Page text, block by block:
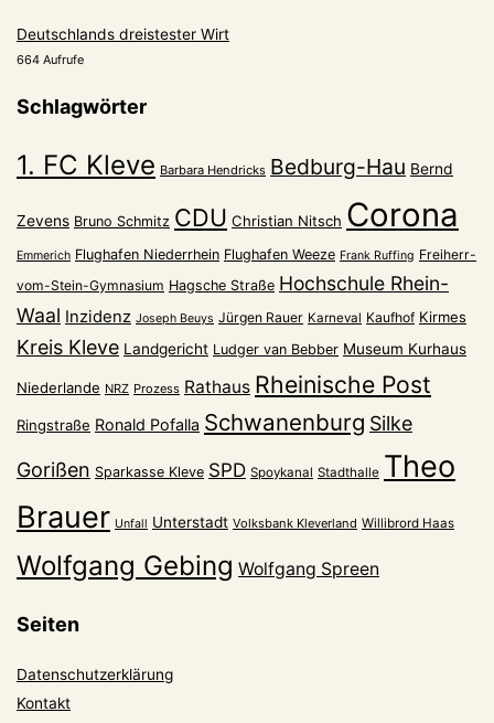
Deutschlands dreistester Wirt
664 Aufrufe
Schlagwörter
1. FC Kleve Barbara Hendricks Bedburg-Hau Bernd
Zevens Bruno Schmitz CDU Christian Nitsch Corona
Emmerich Flughafen Niederrhein Flughafen Weeze Frank Ruffing Freiherr-
vom-Stein-Gymnasium Hagsche Straße Hochschule Rhein-
Waal Inzidenz Joseph Beuys Jürgen Rauer Karneval Kaufhof Kirmes
Kreis Kleve Landgericht Ludger van Bebber Museum Kurhaus
Niederlande NRZ Prozess Rathaus Rheinische Post
Ringstraße Ronald Pofalla Schwanenburg Silke
Gorißen Sparkasse Kleve SPD Spoykanal Stadthalle Theo
Brauer Unfall Unterstadt Volksbank Kleverland Willibrord Haas
Wolfgang Gebing Wolfgang Spreen
Seiten
Datenschutzerklärung
Kontakt